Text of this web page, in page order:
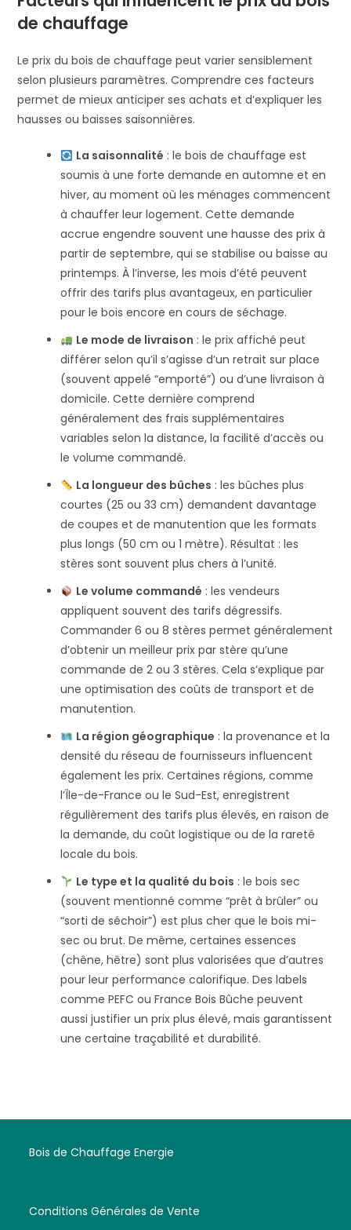
de chauffage
Le prix du bois de chauffage peut varier sensiblement
selon plusieurs paramètres. Comprendre ces facteurs
permet de mieux anticiper ses achats et d’expliquer les
hausses ou baisses saisonnières.
La saisonnalité : le bois de chauffage est
soumis à une forte demande en automne et en
hiver, au moment où les ménages commencent
à chauffer leur logement. Cette demande
accrue engendre souvent une hausse des prix à
partir de septembre, qui se stabilise ou baisse au
printemps. À l’inverse, les mois d’été peuvent
offrir des tarifs plus avantageux, en particulier
pour le bois encore en cours de séchage.
Le mode de livraison : le prix affiché peut
différer selon qu’il s’agisse d’un retrait sur place
(souvent appelé “emporté”) ou d’une livraison à
domicile. Cette dernière comprend
généralement des frais supplémentaires
variables selon la distance, la facilité d’accès ou
le volume commandé.
La longueur des bûches : les bûches plus
courtes (25 ou 33 cm) demandent davantage
de coupes et de manutention que les formats
plus longs (50 cm ou 1 mètre). Résultat : les
stères sont souvent plus chers à l’unité.
Le volume commandé : les vendeurs
appliquent souvent des tarifs dégressifs.
Commander 6 ou 8 stères permet généralement
d’obtenir un meilleur prix par stère qu’une
commande de 2 ou 3 stères. Cela s’explique par
une optimisation des coûts de transport et de
manutention.
La région géographique : la provenance et la
densité du réseau de fournisseurs influencent
également les prix. Certaines régions, comme
l’Île-de-France ou le Sud-Est, enregistrent
régulièrement des tarifs plus élevés, en raison de
la demande, du coût logistique ou de la rareté
locale du bois.
Le type et la qualité du bois : le bois sec
(souvent mentionné comme “prêt à brûler” ou
“sorti de séchoir”) est plus cher que le bois mi-
sec ou brut. De même, certaines essences
(chêne, hêtre) sont plus valorisées que d’autres
pour leur performance calorifique. Des labels
comme PEFC ou France Bois Bûche peuvent
aussi justifier un prix plus élevé, mais garantissent
une certaine traçabilité et durabilité.
Bois de Chauffage Energie
Conditions Générales de Vente